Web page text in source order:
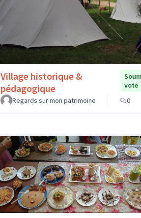
Village historique &
pédagogique
vote
Regards sur mon patrimoine
0